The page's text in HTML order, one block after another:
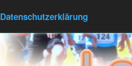
Datenschutzerklärung